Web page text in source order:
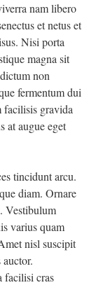
nam libero
et netus et
Nisi porta
magna sit
non
fermentum dui
facilisis gravida
at augue eget
tincidunt arcu.
diam. Ornare
Vestibulum
varius quam
nisl suscipit
facilisi cras